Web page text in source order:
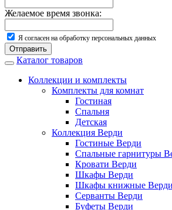
Желаемое время звонка:
Я согласен на обработку персональных данных
Отправить
Каталог товаров
Коллекции и комплекты
Комплекты для комнат
Гостиная
Спальня
Детская
Коллекция Верди
Гостиные Верди
Спальные гарнитуры
Кровати Верди
Шкафы Верди
Шкафы книжные Верди
Серванты Верди
Буфеты Верди